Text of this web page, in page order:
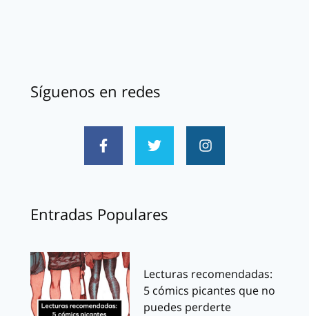
Síguenos en redes
Entradas Populares
Lecturas recomendadas:
5 cómics picantes que no
puedes perderte